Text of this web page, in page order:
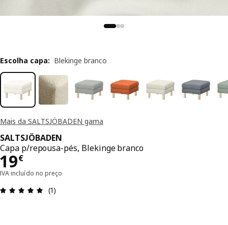
Mais da SALTSJÖBADEN gama
SALTSJÖBADEN
Capa p/repousa-pés, Blekinge branco
19€
Preço 19€
IVA incluído no preço
Avaliações: 5 de 5 estrelas. Total de
(1)
Escolha capa: Blekinge branco